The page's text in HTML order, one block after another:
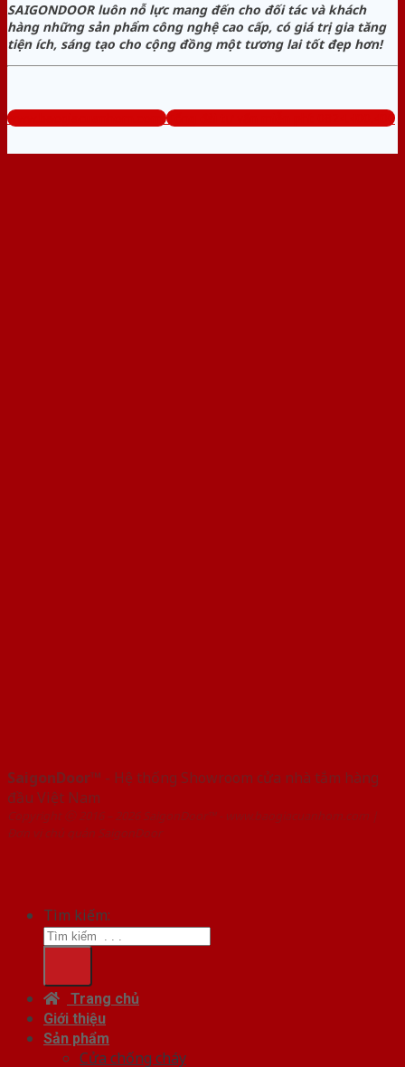
SAIGONDOOR luôn nỗ lực mang đến cho đối tác và khách
hàng những sản phẩm công nghệ cao cấp, có giá trị gia tăng
tiện ích, sáng tạo cho cộng đồng một tương lai tốt đẹp hơn!
www.baogiacuanhom.com Tổng đài tư vấn miễn phí: 0824.400.400
SaigonDoor™ - Hệ thống Showroom cửa nhà tắm hàng
đầu Việt Nam
Copyright ⓒ 2016 – 2026 SaigonDoor™ - www.baogiacuanhom.com |
Đơn vị chủ quản SaigonDoor
Tìm kiếm:
Trang chủ
Giới thiệu
Sản phẩm
Cửa chống cháy